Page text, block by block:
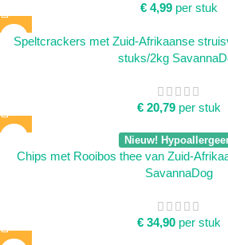
€4,99 per stuk
Speltcrackers met Zuid-Afrikaanse
stuks/2kg
€20,79 per stuk
Nieuw!
Chips met Rooibos thee van Zuid-
SavannaDog
€34,90 per stuk